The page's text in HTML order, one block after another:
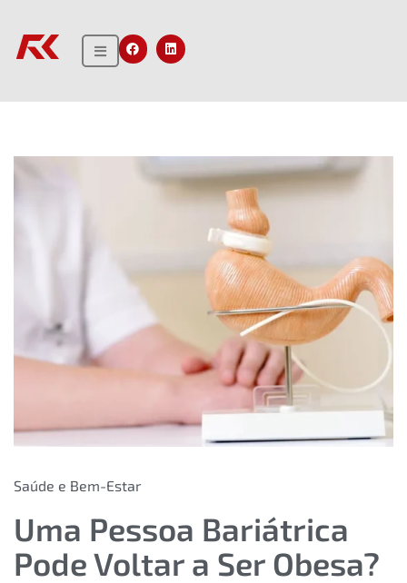
Saúde e Bem-Estar
Uma Pessoa Bariátrica
Pode Voltar a Ser Obesa?